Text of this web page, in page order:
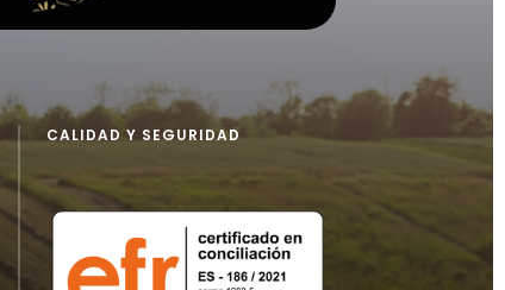
CALIDAD Y SEGURIDAD